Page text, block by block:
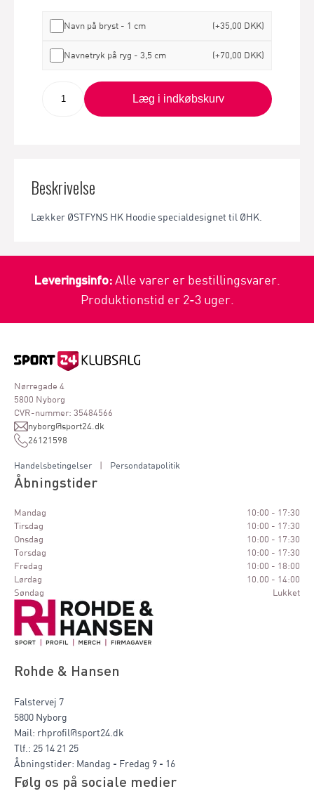
Navn på bryst - 1 cm (+35,00 DKK)
Navnetryk på ryg - 3,5 cm (+70,00 DKK)
Læg i indkøbskurv
Beskrivelse
Lækker ØSTFYNS HK Hoodie specialdesignet til ØHK.
Leveringsinfo:Alle varer er bestillingsvarer.
Produktionstid er 2-3 uger.
Nørregade 4
5800 Nyborg
CVR-nummer: 35484566
nyborg@sport24.dk
26121598
Handelsbetingelser | Persondatapolitik
Åbningstider
Mandag
10:00 - 17:30
Tirsdag
10:00 - 17:30
Onsdag
10:00 - 17:30
Torsdag
10:00 - 17:30
Fredag
10:00 - 18:00
Lørdag
10.00 - 14:00
Søndag
Lukket
Rohde & Hansen
Falstervej 7
5800 Nyborg
Mail: rhprofil@sport24.dk
Tlf.: 25 14 21 25
Åbningstider: Mandag - Fredag 9 - 16
Følg os på sociale medier